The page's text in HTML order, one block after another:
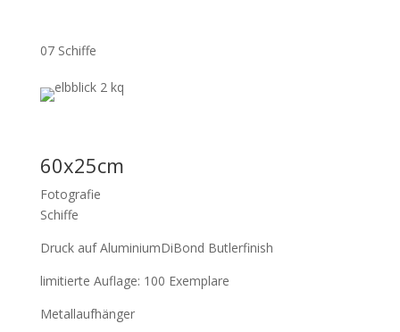
07 Schiffe
60x25cm
Fotografie
Schiffe
Druck auf AluminiumDiBond Butlerfinish
limitierte Auflage: 100 Exemplare
Metallaufhänger